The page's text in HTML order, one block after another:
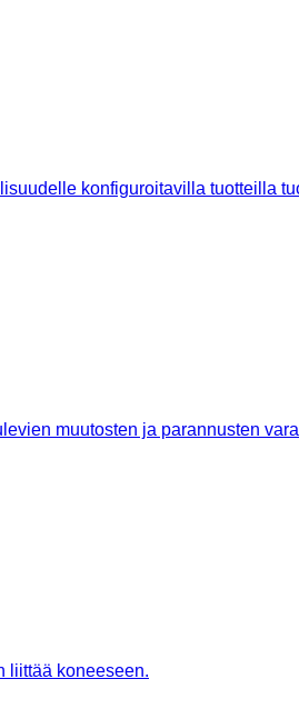
konfiguroitavilla tuotteilla
muutosten ja parannusten
liittää koneeseen.